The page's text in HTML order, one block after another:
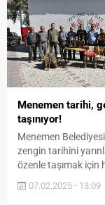
Menemen tarihi,
taşınıyor!
Menemen
zengin tarihini
özenle taşımak için
enstrümanlardan tel
07.02.2025 - 13:09